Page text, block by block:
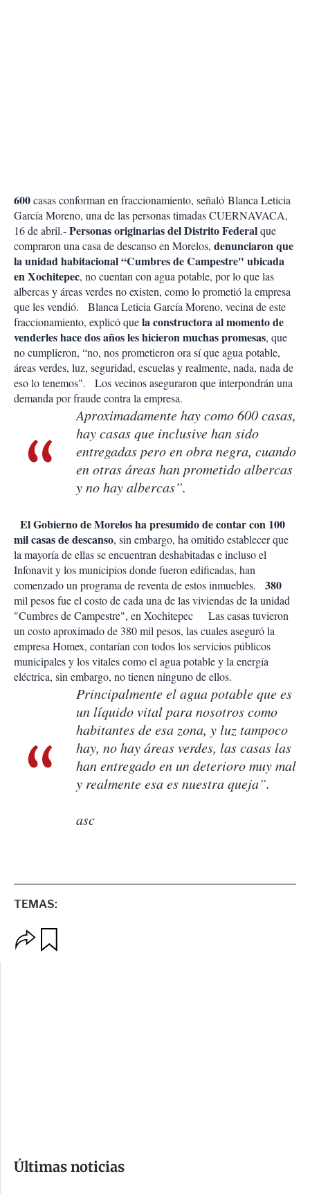
600casas conforman en fraccionamiento, señaló Blanca Leticia
García Moreno, una de las personas timadasCUERNAVACA,
16 de abril.-Personas originarias del Distrito Federalque
compraron una casa de descanso en Morelos, denunciaron que
la unidad habitacional “Cumbres de Campestre" ubicada
en Xochitepec, no cuentan con agua potable, por lo que las
albercas y áreas verdes no existen, como lo prometió la empresa
que les vendió. Blanca Leticia García Moreno, vecina de este
fraccionamiento, explicó quela constructora al momento de
venderles hace dos años les hicieron muchas promesas, que
no cumplieron, “no, nos prometieron ora sí que agua potable,
áreas verdes, luz, seguridad, escuelas y realmente, nada, nada de
eso lo tenemos". Los vecinos aseguraron que interpondrán una
demanda por fraude contra la empresa.
Aproximadamente hay como 600 casas,
hay casas que inclusive han sido
entregadas pero en obra negra, cuando
en otras áreas han prometido albercas
y no hay albercas”.
El Gobierno de Morelos ha presumido de contar con 100
mil casas de descanso, sin embargo, ha omitido establecer que
la mayoría de ellas se encuentran deshabitadas e incluso el
Infonavit y los municipios donde fueron edificadas, han
comenzado un programa de reventa de estos inmuebles. 380
mil pesos fue el costo de cada una de las viviendas de la unidad
"Cumbres de Campestre", en Xochitepec
Las casas tuvieron
un costo aproximado de 380 mil pesos, las cuales aseguró la
empresa Homex, contarían con todos los servicios públicos
municipales y los vitales como el agua potable y la energía
eléctrica, sin embargo, no tienen ninguno de ellos.
Principalmente el agua potable que es
un líquido vital para nosotros como
habitantes de esa zona, y luz tampoco
hay, no hay áreas verdes, las casas las
han entregado en un deterioro muy mal
y realmente esa es nuestra queja”.
asc
TEMAS:
m
Últimas noticias